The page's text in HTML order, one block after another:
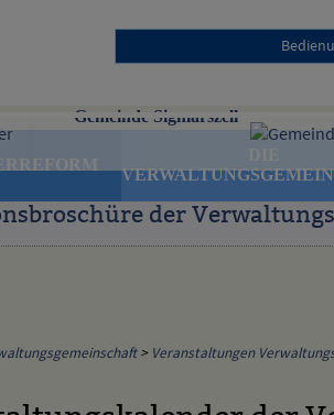
Gemeinde Sigmarszell
der
> Veranstaltungen